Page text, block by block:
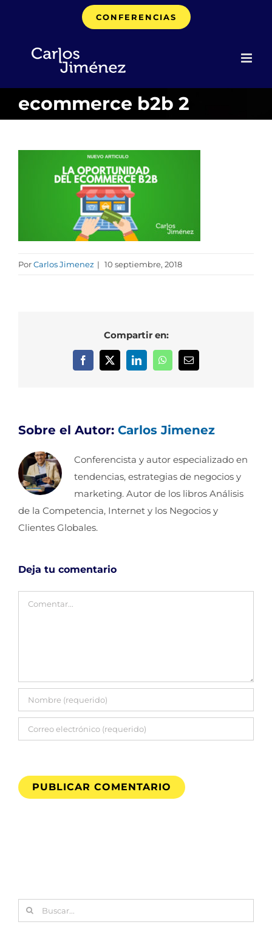
CONFERENCIAS
ecommerce b2b 2
PorCarlos Jimenez | 10 septiembre, 2018
Compartir en:
Facebook
X LinkedInWhatsAppCorreo
Sobre el Autor: Carlos Jimenez
Conferencista y autor especializado en
tendencias, estrategias de negocios y
marketing. Autor de los libros Análisis
de la Competencia, Internet y los Negocios y
Clientes Globales.
Deja tu comentario
Comentar
Buscar: